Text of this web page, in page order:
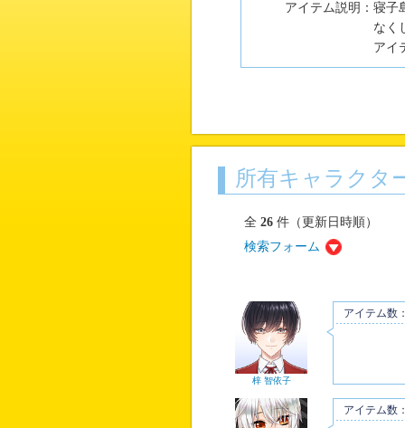
アイテム説明： 寝子
なく
アイ
所有キャラクタ
全 26 件（更新日時順）
検索フォーム
梓 智依子
アイテム数
アイテム数